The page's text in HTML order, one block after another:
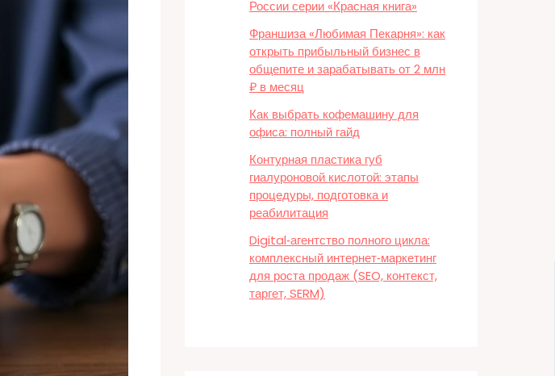
России серии «Красная книга»
Франшиза «Любимая Пекарня»: как
открыть прибыльный бизнес в
общепите и зарабатывать от 2 млн
₽ в месяц
Как выбрать кофемашину для
офиса: полный гайд
Контурная пластика губ
гиалуроновой кислотой: этапы
процедуры, подготовка и
реабилитация
Digital‑агентство полного цикла:
комплексный интернет‑маркетинг
для роста продаж (SEO, контекст,
таргет, SERM)